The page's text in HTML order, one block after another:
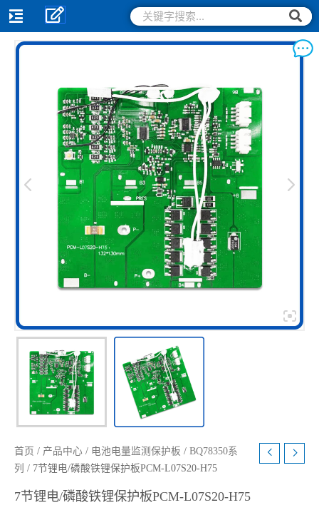
跳
至
搜
索
搜
索
首页 / 产品中心 / 电池电量监测保护板 / BQ78350系
列 / 7节锂电/磷酸铁锂保护板PCM-L07S20-H75
7节锂电/磷酸铁锂保护板PCM-L07S20-H75